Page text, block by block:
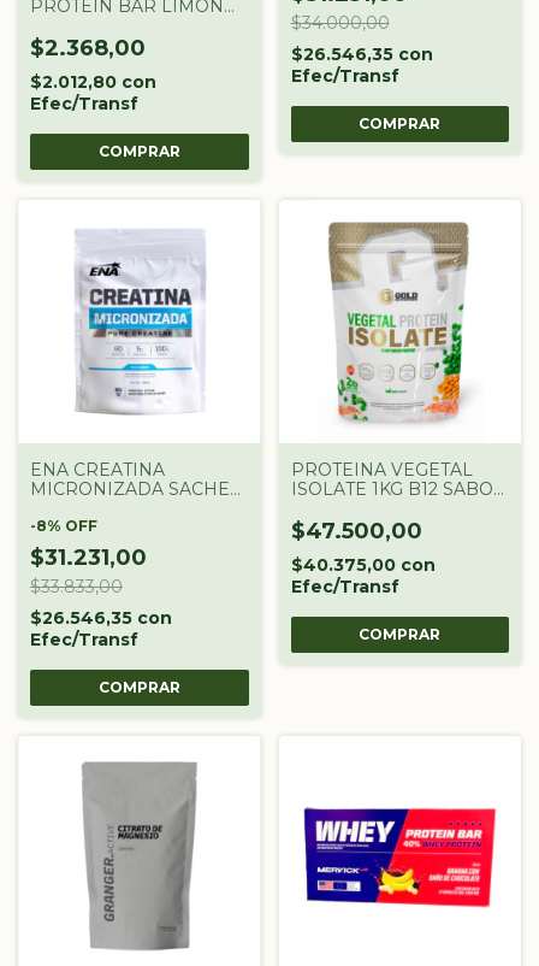
PROTEIN BAR LIMON
$2.368,00
$2.012,80 con
Efec/Transf
$34.000,00
$26.546,35 con
Efec/Transf
ENA CREATINA
MICRONIZADA SACHET
-8% OFF
$31.231,00
$33.833,00
$26.546,35 con
Efec/Transf
PROTEINA VEGETAL
ISOLATE 1KG B12 SABOR
NUTRITION
$47.500,00
$40.375,00 con
Efec/Transf